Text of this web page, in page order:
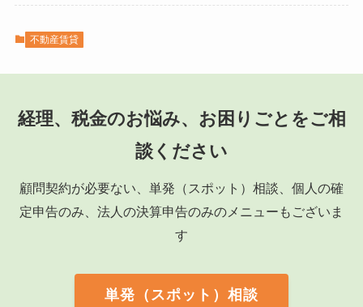
不動産賃貸
経理、税金のお悩み、お困りごとをご相
談ください
顧問契約が必要ない、単発（スポット）相談、個人の確
定申告のみ、法人の決算申告のみのメニューもございま
す
単発（スポット）相談